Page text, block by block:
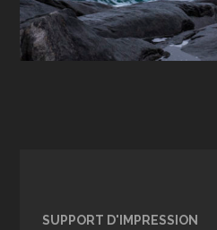
SUPPORT D'IMPRESSION